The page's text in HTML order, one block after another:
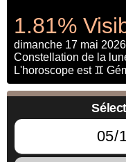
1.81%
dimanche 17 mai 2026
Constellation de la
L'horoscope est ♊